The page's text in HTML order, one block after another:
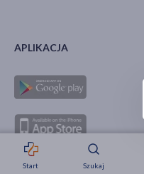
Strefa okazji
Start Szukaj
APLIKACJA